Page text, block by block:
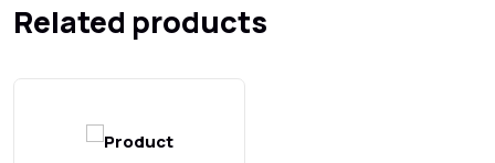
Related products